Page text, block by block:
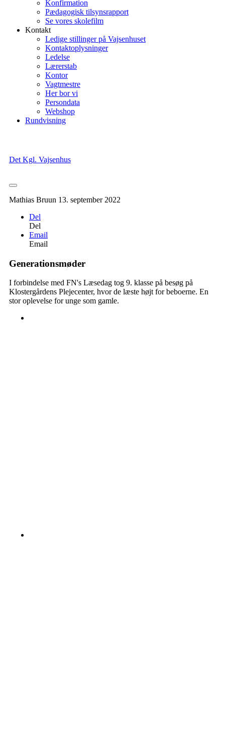
Konfirmation
Pædagogisk tilsynsrapport
Se vores skolefilm
Kontakt
Ledige stillinger på Vajsenhuset
Kontaktoplysninger
Ledelse
Lærerstab
Kontor
Vagtmestre
Her bor vi
Persondata
Webshop
Rundvisning
Det Kgl. Vajsenhus
Mathias Bruun 13. september 2022
Del
Del
Email
Email
Generationsmøder
I forbindelse med FN's Læsedag tog 9. klasse på besøg på
Klostergårdens Plejecenter, hvor de læste højt for beboerne. En
stor oplevelse for unge som gamle.